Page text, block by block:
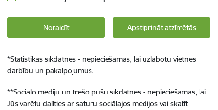
Noraidīt Apstiprināt atzīmētās
*Statistikas sīkdatnes - nepieciešamas, lai uzlabotu vietnes
darbību un pakalpojumus.
**Sociālo mediju un trešo pušu sīkdatnes - nepieciešamas, lai
Jūs varētu dalīties ar saturu sociālajos medijos vai skatīt